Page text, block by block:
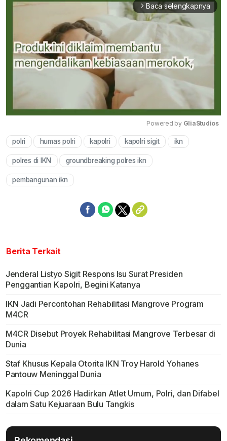
arrow_forward_ios Baca selengkapnya
Mute
Powered by GliaStudios
polri humas polri kapolri kapolri sigit ikn
polres di IKN groundbreaking polres ikn
pembangunan ikn
Berita Terkait
Jenderal Listyo Sigit Respons Isu Surat Presiden
Penggantian Kapolri, Begini Katanya
IKN Jadi Percontohan Rehabilitasi Mangrove Program
M4CR
M4CR Disebut Proyek Rehabilitasi Mangrove Terbesar di
Dunia
Staf Khusus Kepala Otorita IKN Troy Harold Yohanes
Pantouw Meninggal Dunia
Kapolri Cup 2026 Hadirkan Atlet Umum, Polri, dan Difabel
dalam Satu Kejuaraan Bulu Tangkis